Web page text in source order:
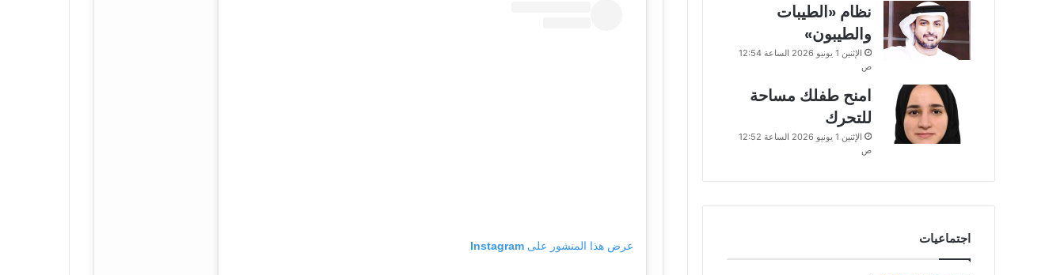
عرض هذا المنشور على Instagram
نظام «الطيبات
والطيبون»
الإثنين 1 يونيو 2026 الساعة 12:54
ص
امنح طفلك مساحة
للتحرك
الإثنين 1 يونيو 2026 الساعة 12:52
ص
اجتماعيات